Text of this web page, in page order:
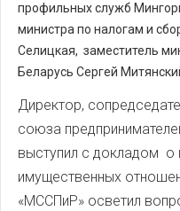
профильных служб
министра по налогам и
Селицкая, заместитель
Беларусь Сергей
Директор,
союза
выступил с докладом
имущественных
«МССПиР» осветил